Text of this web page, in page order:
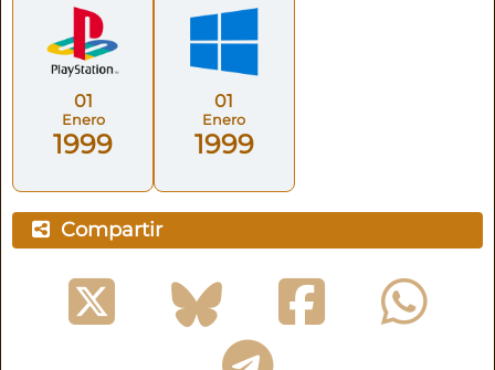
01
Enero
1999
01
Enero
1999
Compartir